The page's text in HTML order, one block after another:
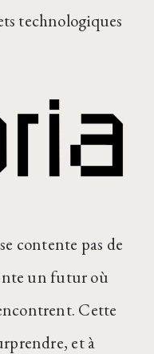
technologiques
contente pas de
un futur où
Cette
et à